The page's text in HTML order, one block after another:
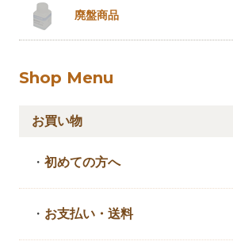
廃盤商品
Shop Menu
お買い物
・初めての方へ
・ お支払い・送料